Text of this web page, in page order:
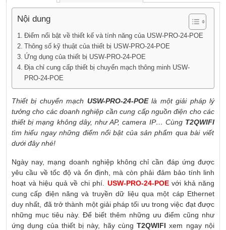
Nội dung
Điểm nổi bật về thiết kế và tính năng của USW-PRO-24-POE
Thông số kỹ thuật của thiết bị USW-PRO-24-POE
Ứng dụng của thiết bị USW-PRO-24-POE
Địa chỉ cung cấp thiết bị chuyển mạch thông minh USW-
PRO-24-POE
Thiết bị chuyển mạch USW-PRO-24-POElà một giải pháp lý
tưởng cho các doanh nghiệp cần cung cấp nguồn điện cho các
thiết bị mạng không dây, như AP, camera IP… Cùng T2QWIFI
tìm hiểu ngay những điểm nổi bật của sản phẩm qua bài viết
dưới đây nhé!
Ngày nay, mạng doanh nghiệp không chỉ cần đáp ứng được
yêu cầu về tốc độ và ổn định, mà còn phải đảm bảo tính linh
hoạt và hiệu quả về chi phí. USW-PRO-24-POEvới khả năng
cung cấp điện năng và truyền dữ liệu qua một cáp Ethernet
duy nhất, đã trở thành một giải pháp tối ưu trong việc đạt được
những mục tiêu này. Để biết thêm những ưu điểm cũng như
ứng dụng của thiết bị này, hãy cùngT2QWIFI xem ngay nội